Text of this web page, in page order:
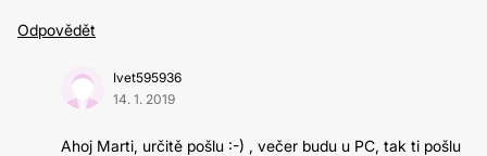
Odpovědět
Ivet595936
14. 1. 2019
Ahoj Marti, určitě pošlu :-) , večer budu u PC, tak ti pošlu